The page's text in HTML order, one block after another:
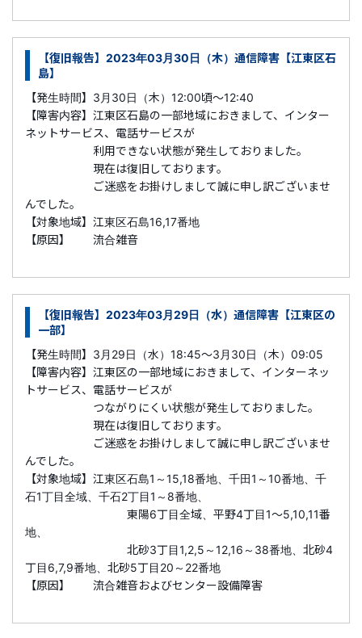
【復旧報告】2023年03月30日（木）通信障害【江東区石
島】
【発生時間】3月30日（木）12:00頃～12:40
【障害内容】江東区石島の一部地域におきまして、インター
ネットサービス、電話サービスが
利用できない状態が発生しておりました。
現在は復旧しております。
ご迷惑をお掛けしまして誠に申し訳ございませ
んでした。
【対象地域】江東区石島16,17番地
【原因】 流合雑音
【復旧報告】2023年03月29日（水）通信障害【江東区の
一部】
【発生時間】3月29日（水）18:45～3月30日（木）09:05
【障害内容】江東区の一部地域におきまして、インターネッ
トサービス、電話サービスが
つながりにくい状態が発生しておりました。
現在は復旧しております。
ご迷惑をお掛けしまして誠に申し訳ございませ
んでした。
【対象地域】江東区石島1～15,18番地、千田1～10番地、千
石1丁目全域、千石2丁目1～8番地、
東陽6丁目全域、平野4丁目1～5,10,11番
地、
北砂3丁目1,2,5～12,16～38番地、北砂4
丁目6,7,9番地、北砂5丁目20～22番地
【原因】 流合雑音およびセンター設備障害